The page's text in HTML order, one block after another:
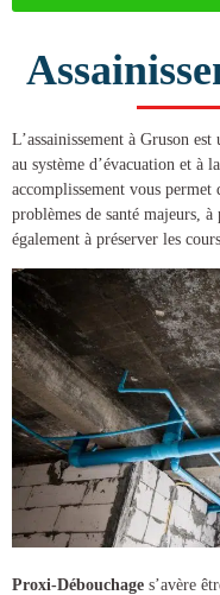
L’assainissement à Gruson est
au système d’évacuation et à
accomplissement vous
problèmes de santé majeurs, à
également à préserver les
Proxi-Débouchage s’avère